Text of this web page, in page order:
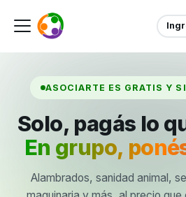
ASOCIARTE ES GRATIS Y
Solo, pagás lo
En grupo,
Alambrados, sanidad animal,